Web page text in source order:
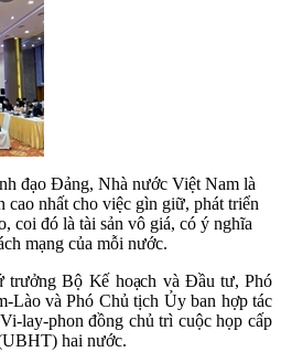
đạo Đảng, Nhà nước Việt Nam là
cao nhất cho việc gìn giữ, phát triển
coi đó là tài sản vô giá, có ý nghĩa
mạng của mỗi nước.
trưởng Bộ Kế hoạch và Đầu tư, Phó
Lào vàPhó Chủ tịch Ủy ban hợp tác
lay-phon đồng chủ trì cuộc họp cấp
UBHT) hai nước.